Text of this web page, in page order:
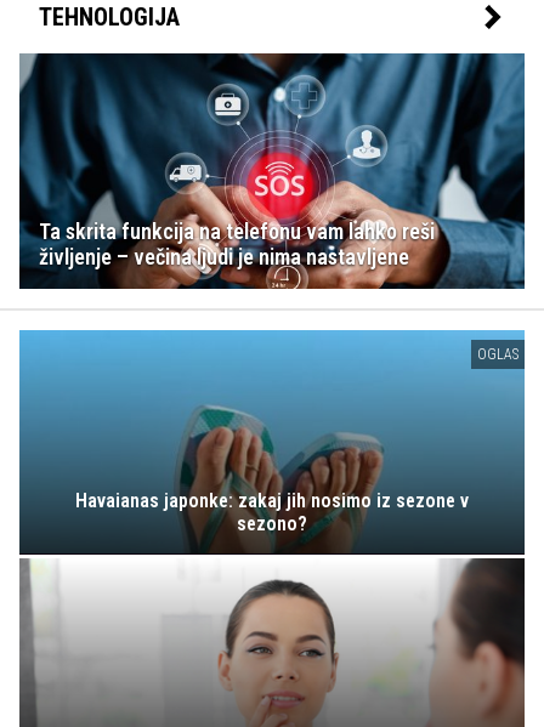
TEHNOLOGIJA
Ta skrita funkcija na telefonu vam lahko reši
življenje – večina ljudi je nima nastavljene
OGLAS
Havaianas japonke: zakaj jih nosimo iz sezone v
sezono?